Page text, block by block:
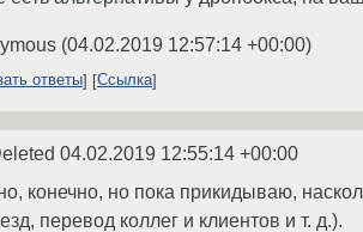
(04.02.2019 12:57:14 +00:00)
ответы Ссылка
04.02.2019 12:55:14 +00:00
конечно, но пока прикидываю,
перевод коллег и клиентов и т. д.).